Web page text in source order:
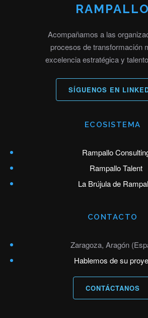
RAMPALLO
Acompañamos a las
procesos de transformación
excelencia estratégica y
SÍGUENOS EN
ECOSISTEMA
Rampallo
Rampallo Talent
La Brújula de
CONTACTO
Zaragoza, Aragón
Hablemos de su
CONTÁCTANOS